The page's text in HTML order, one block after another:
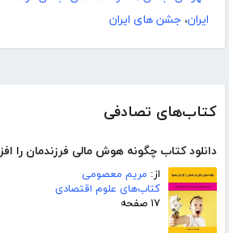
کتاب‌های تصادفی
دانلود کتاب چگونه هوش مالی فرزندمان را
از: مریم معصومی
کتاب‌های علوم اقتصادی
۱۷ صفحه
ایران، جشن های ایران